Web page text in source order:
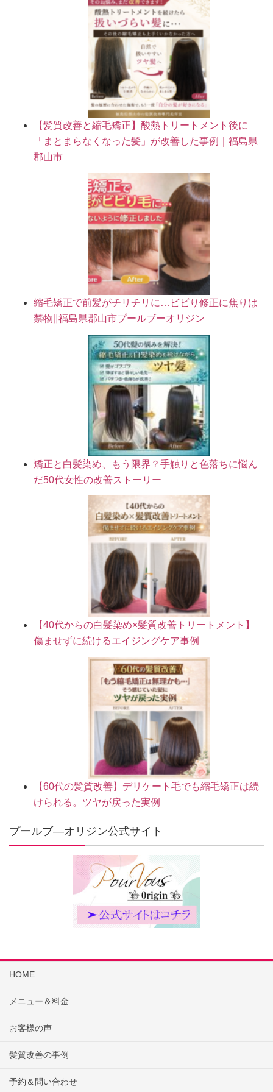
【髪質改善と縮毛矯正】酸熱トリートメント後に
「まとまらなくなった髪」が改善した事例｜福島県
郡山市
縮毛矯正で前髪がチリチリに…ビビり修正に焦りは
禁物∥福島県郡山市プールブーオリジン
矯正と白髪染め、もう限界？手触りと色落ちに悩ん
だ50代女性の改善ストーリー
【40代からの白髪染め×髪質改善トリートメント】
傷ませずに続けるエイジングケア事例
【60代の髪質改善】デリケート毛でも縮毛矯正は続
けられる。ツヤが戻った実例
プールブ―オリジン公式サイト
HOME
メニュー＆料金
お客様の声
髪質改善の事例
予約＆問い合わせ